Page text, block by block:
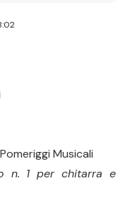
Musicali
n. 1 per chitarra e